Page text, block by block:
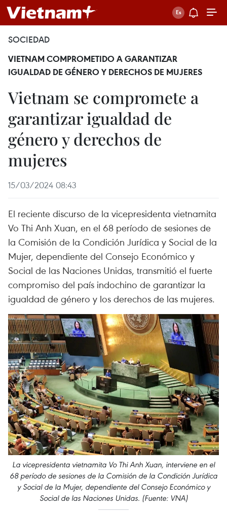
SOCIEDAD
VIETNAM COMPROMETIDO A GARANTIZAR
IGUALDAD DE GÉNERO Y DERECHOS DE MUJERES
Vietnam se compromete a
garantizar igualdad de
género y derechos de
mujeres
15/03/2024 08:43
El reciente discurso de la vicepresidenta vietnamita
Vo Thi Anh Xuan, en el 68 período de sesiones de
la Comisión de la Condición Jurídica y Social de la
Mujer, dependiente del Consejo Económico y
Social de las Naciones Unidas, transmitió el fuerte
compromiso del país indochino de garantizar la
igualdad de género y los derechos de las mujeres.
La vicepresidenta vietnamita Vo Thi Anh Xuan, interviene en el
68 período de sesiones de la Comisión de la Condición Jurídica
y Social de la Mujer, dependiente del Consejo Económico y
Social de las Naciones Unidas. (Fuente: VNA)